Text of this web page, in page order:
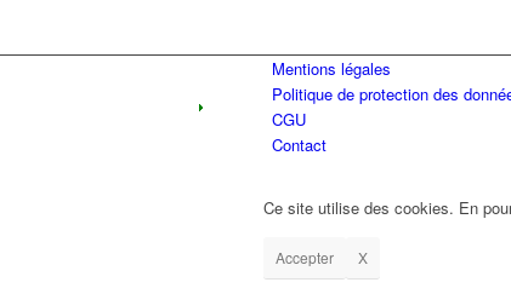
Mentions légales
Politique de protection des
CGU
Contact
Ce site utilise des cookies. En
Accepter X